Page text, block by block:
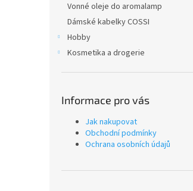
Vonné oleje do aromalamp
Dámské kabelky COSSI
Hobby
Kosmetika a drogerie
Informace pro vás
Jak nakupovat
Obchodní podmínky
Ochrana osobních údajů